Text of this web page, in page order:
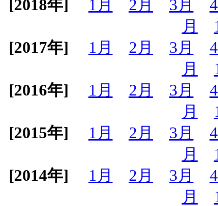
[2018年] 1月 2月 3月
月
[2017年]
1月 2月 3月
月
[2016年]
1月 2月 3月
月
[2015年]
1月 2月 3月
月
[2014年]
1月 2月 3月
月